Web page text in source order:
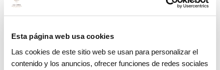
Esta página web usa cookies
Las cookies de este sitio web se usan para personalizar el
contenido y los anuncios, ofrecer funciones de redes sociales
del hueso durante la inserción.
pacientes con limitaciones clínicas
específicas.